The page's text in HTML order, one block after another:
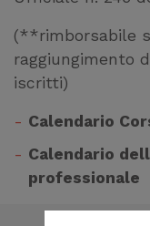
(**rimborsabile
raggiungimento
iscritti)
Calendario
Calendario
professionale